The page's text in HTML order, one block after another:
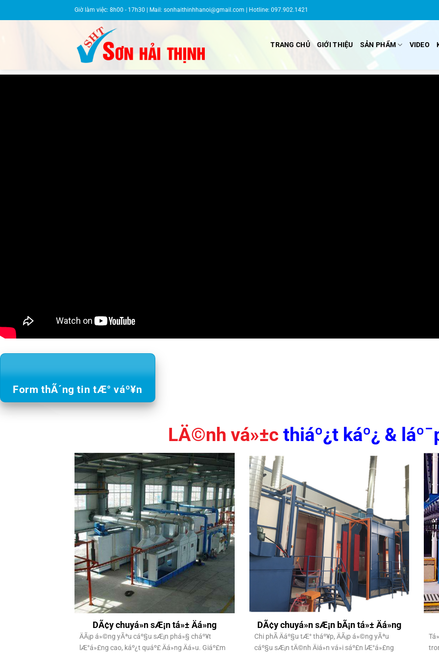
qua
Giờ làm việc: 8h00 - 17h30 | Mail: sonhaithinhhanoi@gmail.com | Hotline: 097.902.1421
TRANG CHỦ GIỚI THIỆU SẢN PHẨM VIDEO
Form thÃ´ng tin tÆ° váº¥n
LÄ©nh vá»±c thiáº¿t káº¿ &
DÃ¢y chuyá»n sÆ¡n tá»± Äá»ng
ÄÃ¡p á»©ng yÃªu cáº§u sÆ¡n phá»§ cháº¥t
lÆ°á»£ng cao, káº¿t quáº£ Äá»ng Äá»u. Giáº£m
DÃ¢y chuyá»n sÆ¡n bÃ¡n tá»± Äá»ng
Chi phÃ­ Äáº§u tÆ° tháº¥p, ÄÃ¡p á»©ng yÃªu
cáº§u sÆ¡n tÄ©nh Äiá»n vá»i sáº£n lÆ°á»£ng